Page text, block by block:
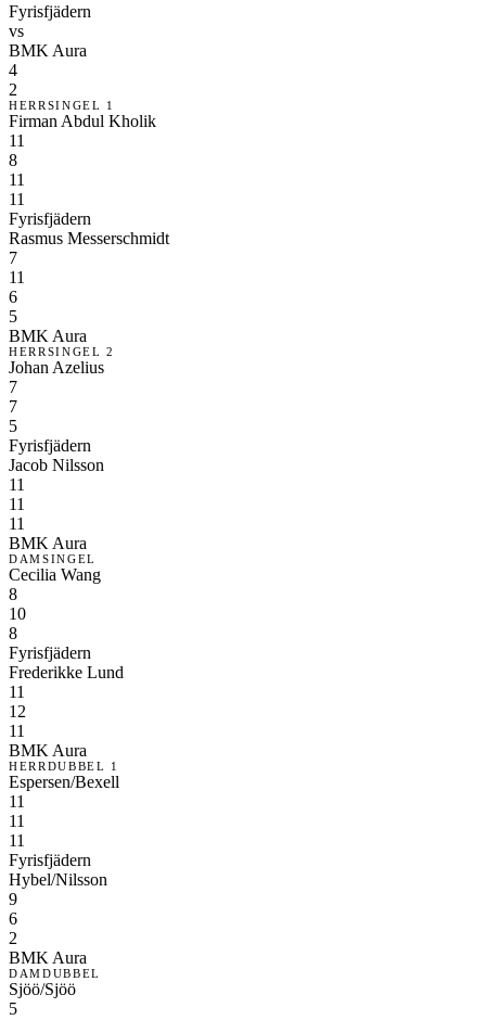
Fyrisfjädern
vs
BMK Aura
4
2
HERRSINGEL 1
Firman Abdul Kholik
11
8
11
11
Fyrisfjädern
Rasmus Messerschmidt
7
11
6
5
BMK Aura
HERRSINGEL 2
Johan Azelius
7
7
5
Fyrisfjädern
Jacob Nilsson
11
11
11
BMK Aura
DAMSINGEL
Cecilia Wang
8
10
8
Fyrisfjädern
Frederikke Lund
11
12
11
BMK Aura
HERRDUBBEL 1
Espersen/Bexell
11
11
11
Fyrisfjädern
Hybel/Nilsson
9
6
2
BMK Aura
DAMDUBBEL
Sjöö/Sjöö
5